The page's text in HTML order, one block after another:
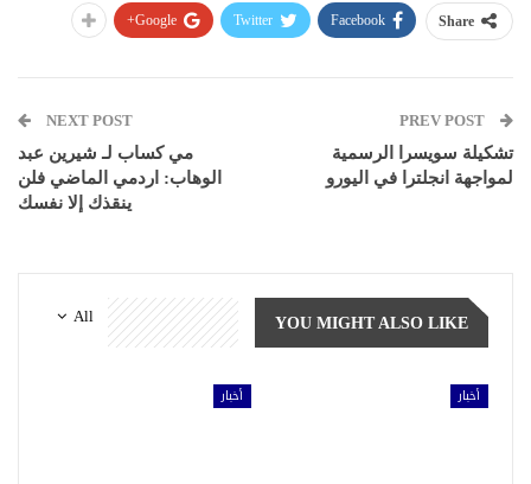
Share
Facebook
Twitter
Google+
تشكيلة سويسرا الرسمية
لمواجهة انجلترا في اليورو
NEXT POST
مي كساب لـ شيرين عبد
الوهاب: اردمي الماضي فلن
ينقذك إلا نفسك
All YOU MIGHT ALSO LIKE
أخبار أخبار